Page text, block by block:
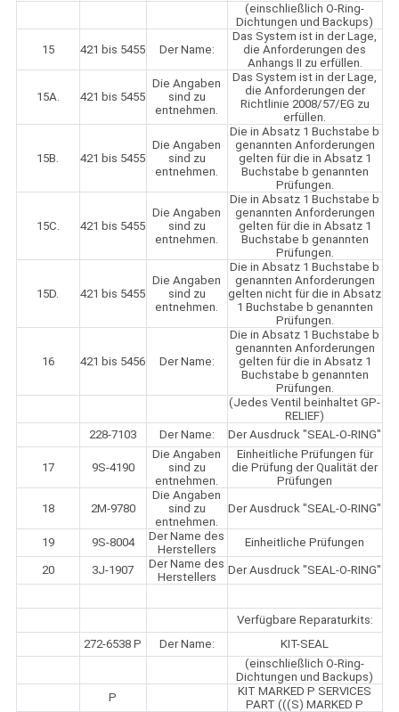
(einschließlich O-Ring-
Dichtungen und Backups)
15 421 bis 5455 Der Name:
Das System ist in der Lage,
die Anforderungen des
Anhangs II zu erfüllen.
15A. 421 bis 5455
Die Angaben
sind zu
entnehmen.
Das System ist in der Lage,
die Anforderungen der
Richtlinie 2008/57/EG zu
erfüllen.
15B. 421 bis 5455
Die Angaben
sind zu
entnehmen.
Die in Absatz 1 Buchstabe b
genannten Anforderungen
gelten für die in Absatz 1
Buchstabe b genannten
Prüfungen.
15C. 421 bis 5455
Die Angaben
sind zu
entnehmen.
Die in Absatz 1 Buchstabe b
genannten Anforderungen
gelten für die in Absatz 1
Buchstabe b genannten
Prüfungen.
15D. 421 bis 5455
Die Angaben
sind zu
entnehmen.
Die in Absatz 1 Buchstabe b
genannten Anforderungen
gelten nicht für die in Absatz
1 Buchstabe b genannten
Prüfungen.
16 421 bis 5456 Der Name:
Die in Absatz 1 Buchstabe b
genannten Anforderungen
gelten für die in Absatz 1
Buchstabe b genannten
Prüfungen.
(Jedes Ventil beinhaltet GP-
RELIEF)
228-7103
Der Name: Der Ausdruck "SEAL-O-RING"
17 9S-4190
Die Angaben
sind zu
entnehmen.
Einheitliche Prüfungen für
die Prüfung der Qualität der
Prüfungen
18 2M-9780
Die Angaben
sind zu
entnehmen.
Der Ausdruck "SEAL-O-RING"
19 9S-8004
Der Name des
Herstellers
Einheitliche Prüfungen
20 3J-1907
Der Name des
Herstellers
Der Ausdruck "SEAL-O-RING"
Verfügbare Reparaturkits:
272-6538 P
Der Name:
KIT-SEAL
(einschließlich O-Ring-
Dichtungen und Backups)
P
KIT MARKED P SERVICES
PART (((S) MARKED P